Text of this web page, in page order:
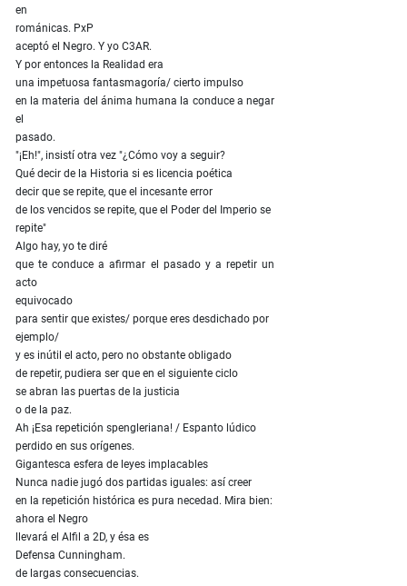
en
románicas. PxP
aceptó el Negro. Y yo C3AR.
Y por entonces la Realidad era
una impetuosa fantasmagoría/ cierto impulso
en la materia del ánima humana la conduce a negar
el
pasado.
"¡Eh!", insistí otra vez "¿Cómo voy a seguir?
Qué decir de la Historia si es licencia poética
decir que se repite, que el incesante error
de los vencidos se repite, que el Poder del Imperio se
repite"
Algo hay, yo te diré
que te conduce a afirmar el pasado y a repetir un
acto
equivocado
para sentir que existes/ porque eres desdichado por
ejemplo/
y es inútil el acto, pero no obstante obligado
de repetir, pudiera ser que en el siguiente ciclo
se abran las puertas de la justicia
o de la paz.
Ah ¡Esa repetición spengleriana! / Espanto lúdico
perdido en sus orígenes.
Gigantesca esfera de leyes implacables
Nunca nadie jugó dos partidas iguales: así creer
en la repetición histórica es pura necedad. Mira bien:
ahora el Negro
llevará el Alfil a 2D, y ésa es
Defensa Cunningham.
de largas consecuencias.